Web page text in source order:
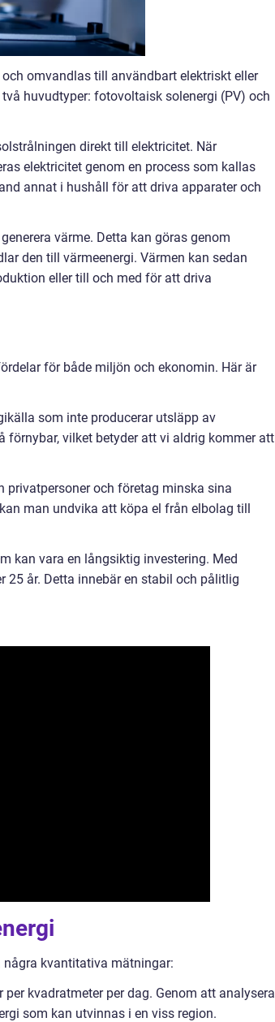
omvandlas till användbart elektriskt eller
huvudtyper: fotovoltaisk solenergi (PV) och
direkt till elektricitet. När
elektricitet genom en process som kallas
annat i hushåll för att driva apparater och
värme. Detta kan göras genom
den till värmeenergi. Värmen kan sedan
eller till och med för att driva
för både miljön och ekonomin. Här är
som inte producerar utsläpp av
förnybar, vilket betyder att vi aldrig kommer att
privatpersoner och företag minska sina
man undvika att köpa el från elbolag till
kan vara en långsiktig investering. Med
25 år. Detta innebär en stabil och pålitlig
kvantitativa mätningar:
kvadratmeter per dag. Genom att analysera
som kan utvinnas i en viss region.